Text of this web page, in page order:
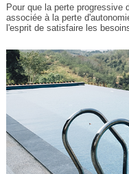
Pour que la perte progressive
associée à la perte
l'esprit de satisfaire les